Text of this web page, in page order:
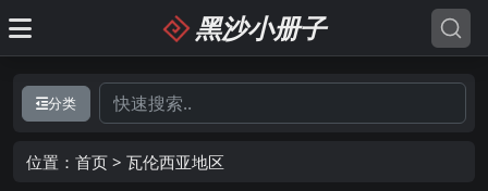
黑沙小册子
分类
位置： 首页 > 瓦伦西亚地区